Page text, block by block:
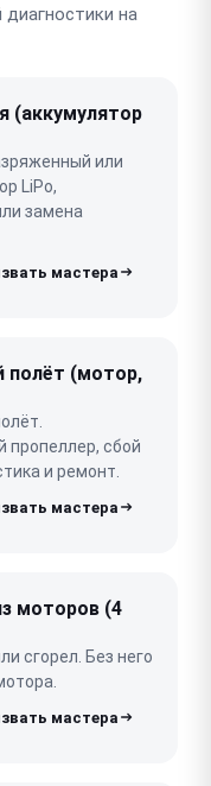
на
(аккумулятор
или
LiPo,
замена
полёт (мотор,
пропеллер, сбой
и ремонт.
моторов (4
сгорел. Без него